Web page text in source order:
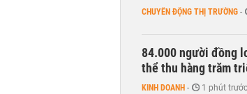
CHUYỂN ĐỘNG THỊ TRƯỜNG -
84.000 người đồng
thể thu hàng trăm
KINH DOANH - 1 phút trước